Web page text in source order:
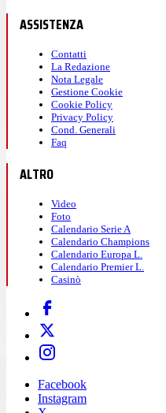
ASSISTENZA
Contatti
La Redazione
Nota Legale
Gestione Cookie
Cookie Policy
Privacy Policy
Cond. Generali
Faq
ALTRO
Video
Foto
Calendario Serie A
Calendario Champions
Calendario Europa L.
Calendario Premier L.
Casinò
Facebook
Instagram